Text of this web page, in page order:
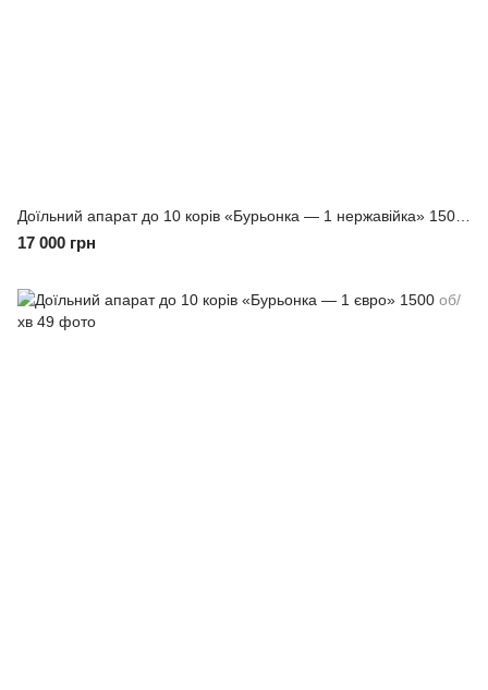
17 000 грн